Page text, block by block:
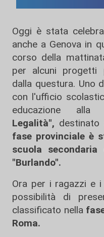
Oggi è stata
anche a Genova in
corso della
per alcuni progetti
dalla questura. Uno
con l'ufficio
educazione
Legalità",
fase provinciale è
scuola
"Burlando".
Ora per i ragazzi e
possibilità di
classificato nella
Roma.